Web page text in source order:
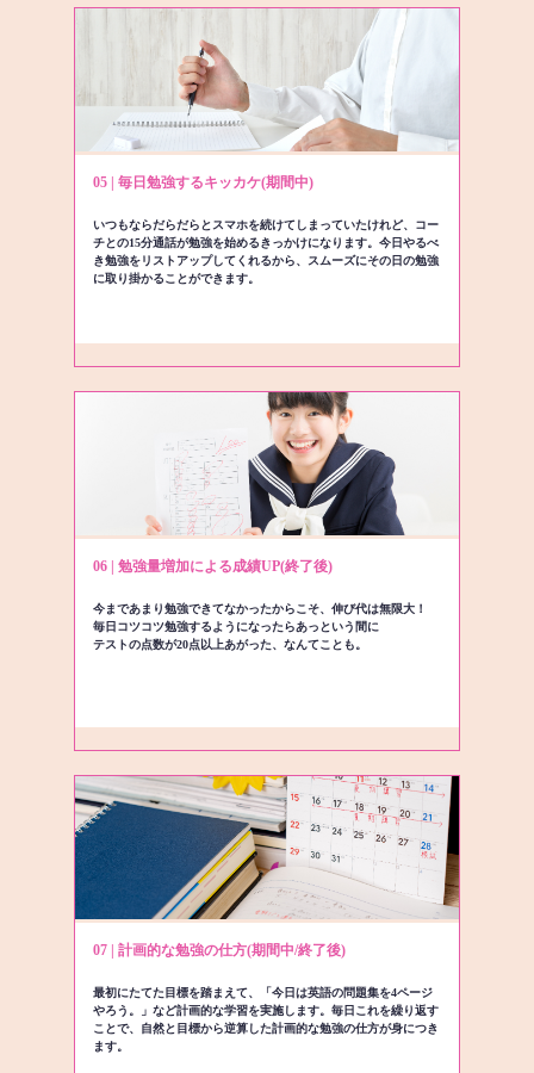
05 | 毎日勉強するキッカケ(期間中)
いつもならだらだらとスマホを続けてしまっていたけれど、コー
チとの15分通話が勉強を始めるきっかけになります。今日やるべ
き勉強をリストアップしてくれるから、スムーズにその日の勉強
に取り掛かることができます。
06 | 勉強量増加による成績UP(終了後)
今まであまり勉強できてなかったからこそ、伸び代は無限大！
毎日コツコツ勉強するようになったらあっという間に
テストの点数が20点以上あがった、なんてことも。
07 | 計画的な勉強の仕方(期間中/終了後)
最初にたてた目標を踏まえて、「今日は英語の問題集を4ページ
やろう。」など計画的な学習を実施します。毎日これを繰り返す
ことで、自然と目標から逆算した計画的な勉強の仕方が身につき
ます。